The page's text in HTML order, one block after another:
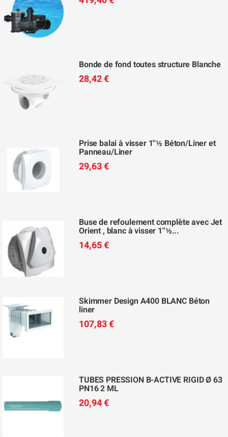
Bonde de fond toutes structure Blanche
28,42 €
Prise balai à visser 1''½ Béton/Liner et
Panneau/Liner
29,63 €
Buse de refoulement complète avec Jet
Orient , blanc à visser 1''½...
14,65 €
Skimmer Design A400 BLANC Béton
liner
107,83 €
TUBES PRESSION B-ACTIVE RIGID Ø 63
PN16 2 ML
20,94 €